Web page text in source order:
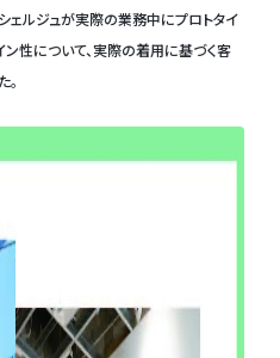
ェルジュが実際の業務中にプロトタイ
ン性について、実際の着用に基づく客